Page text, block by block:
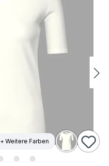
+ Weitere Farben